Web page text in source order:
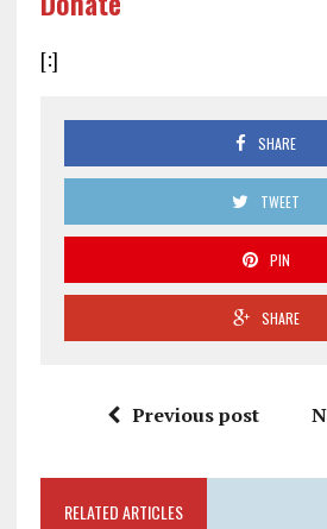
[:]
SHARE
TWEET
PIN
SHARE
Previous post
RELATED ARTICLES